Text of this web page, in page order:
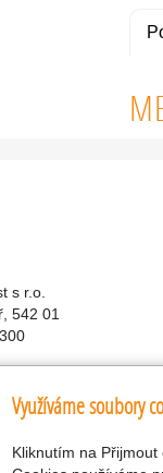
s r.o.
542 01
Využíváme soubory
Kliknutím na